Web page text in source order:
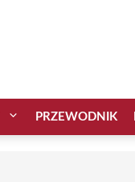
PRZEWODNIK